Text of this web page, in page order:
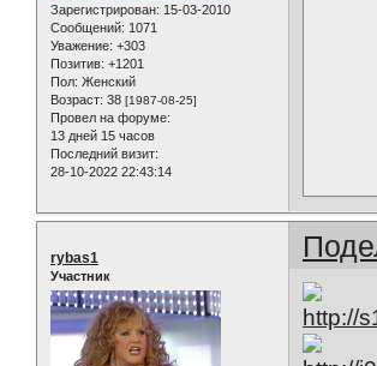
Зарегистрирован: 15-03-2010
Сообщений: 1071
Уважение: +303
Позитив: +1201
Пол: Женский
Возраст: 38 [1987-08-25]
Провел на форуме:
13 дней 15 часов
Последний визит:
28-10-2022 22:43:14
rybas1
Участник